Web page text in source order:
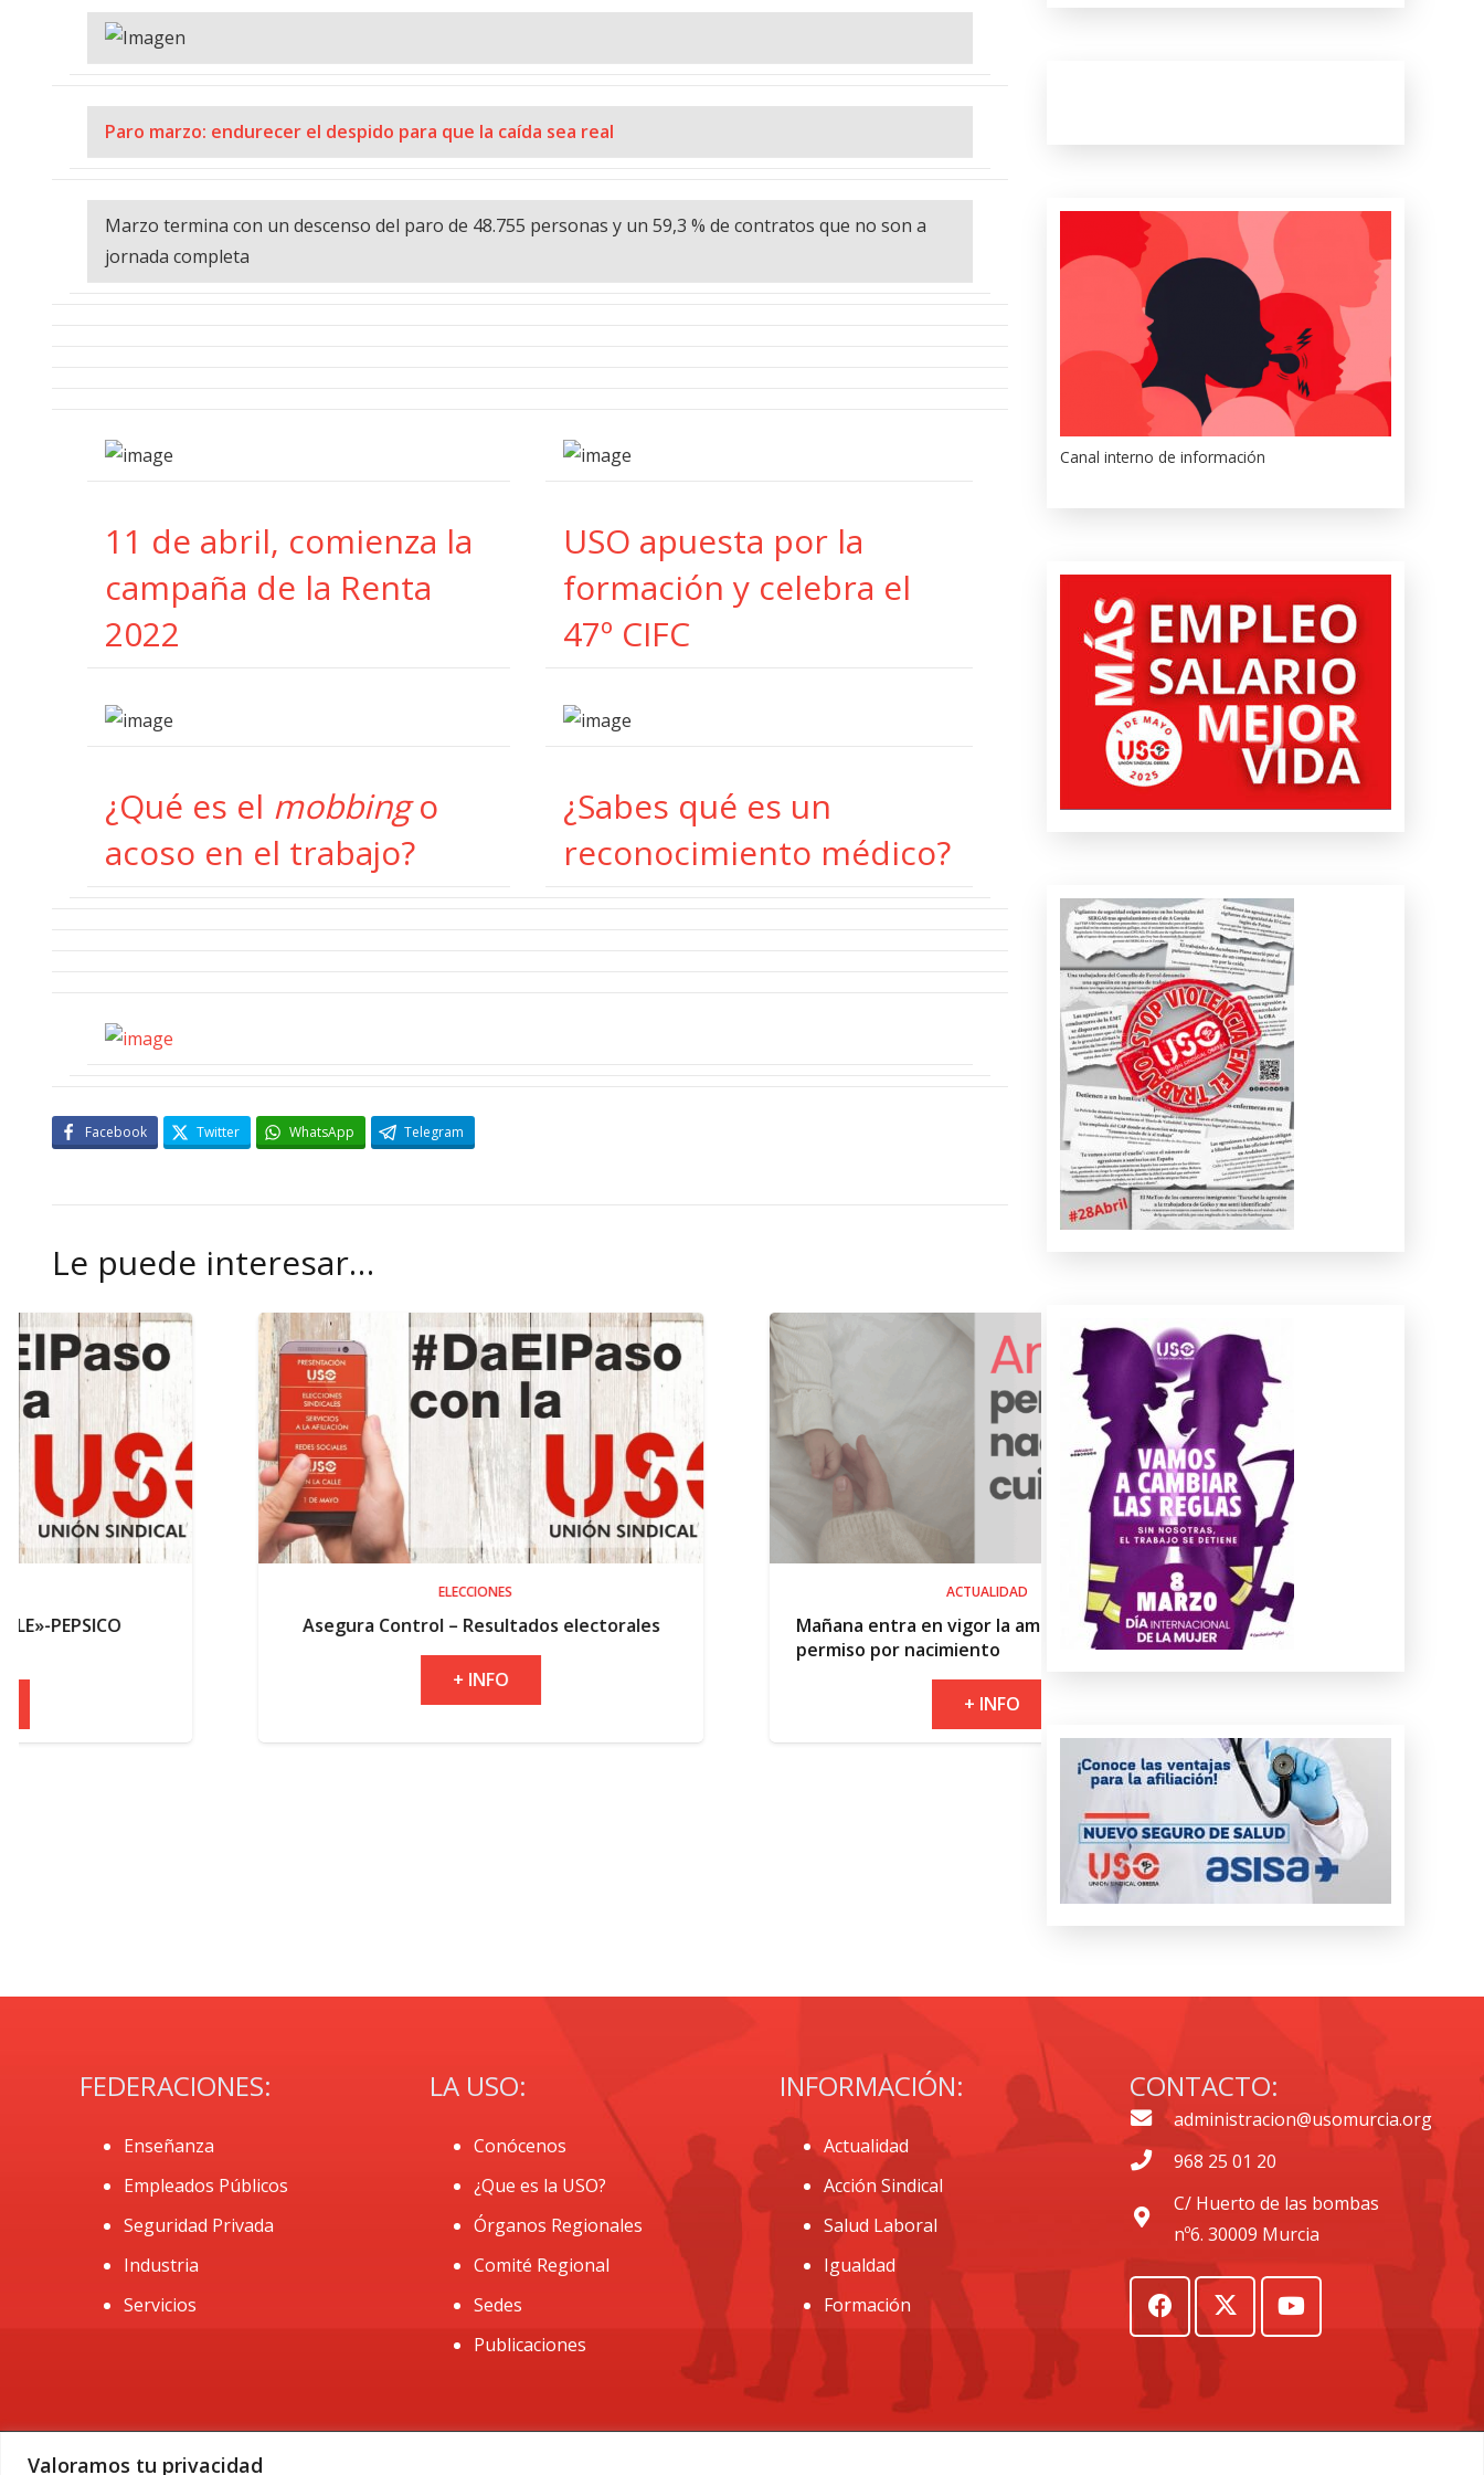
Valoramos tu privacidad
Paro marzo: endurecer el despido para que la caída sea real
Marzo termina con un descenso del paro de 48.755 personas y un 59,3 % de contratos que no son a
jornada completa
11 de abril, comienza la
campaña de la Renta
2022
¿Qué es el mobbingo
acoso en el trabajo?
USO apuesta por la
formación y celebra el
47º CIFC
¿Sabes qué es un
reconocimiento médico?
Facebook Twitter WhatsApp Telegram
Le puede interesar…
Asegura Control – Resultados electorales
Mañana entra en vigor la ampliación del
permiso por nacimiento
Procedimiento práctico ante alerta
roja por calor
Canal interno de información
FEDERACIONES:
Enseñanza
Empleados Públicos
Seguridad Privada
Industria
Servicios
LA USO:
Conócenos
¿Que es la USO?
Órganos Regionales
Comité Regional
Sedes
Publicaciones
INFORMACIÓN:
Actualidad
Acción Sindical
Salud Laboral
Igualdad
Formación
CONTACTO:
administracion@usomurcia.org
968 25 01 20
C/ Huerto de las bombas
nº6. 30009 Murcia